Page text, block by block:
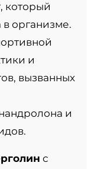
который
организме.
и
вызванных
и
с